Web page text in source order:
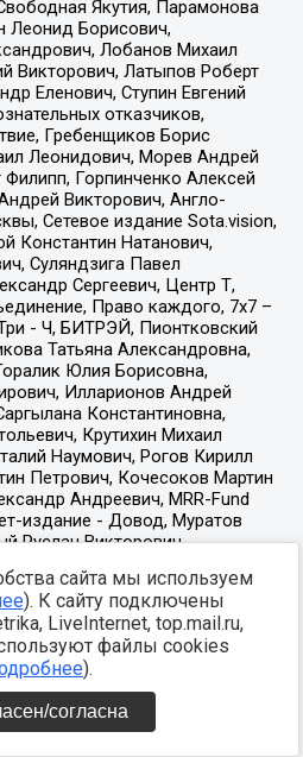
сайта мы используем
). К сайту подключены
LiveInternet, top.mail.ru,
файлы cookies
).
согласна